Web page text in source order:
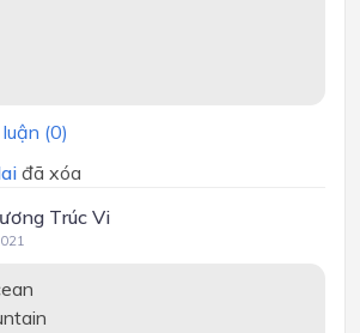
(0)
đã xóa
Trúc Vi